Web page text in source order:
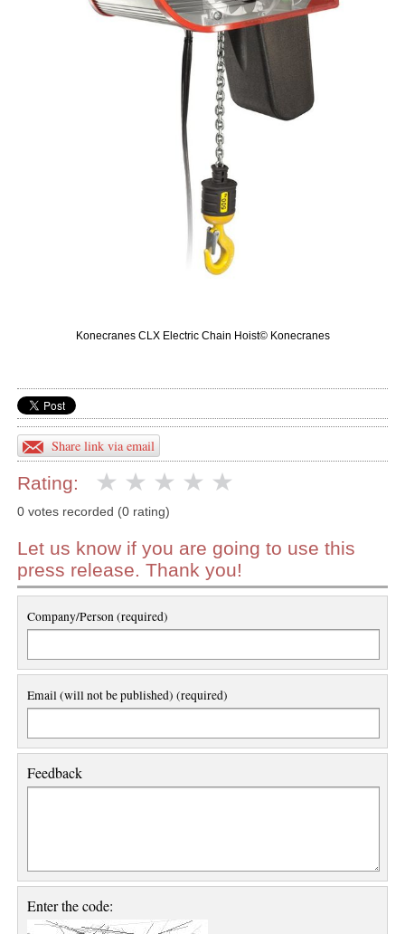
Konecranes CLX Electric Chain Hoist© Konecranes
Share link via email
Rating:
0 votes recorded (0 rating)
Let us know if you are going to use this
press release. Thank you!
Company/Person (required)
Email (will not be published) (required)
Feedback
Enter the code: